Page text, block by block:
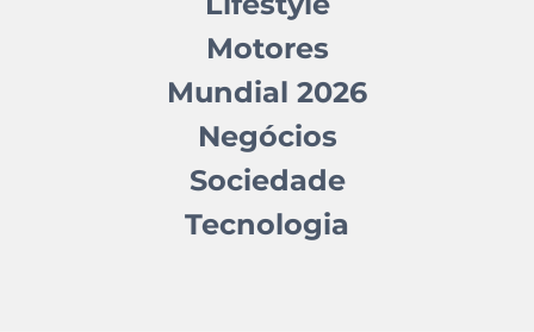
Motores
Mundial 2026
Negócios
Sociedade
Tecnologia